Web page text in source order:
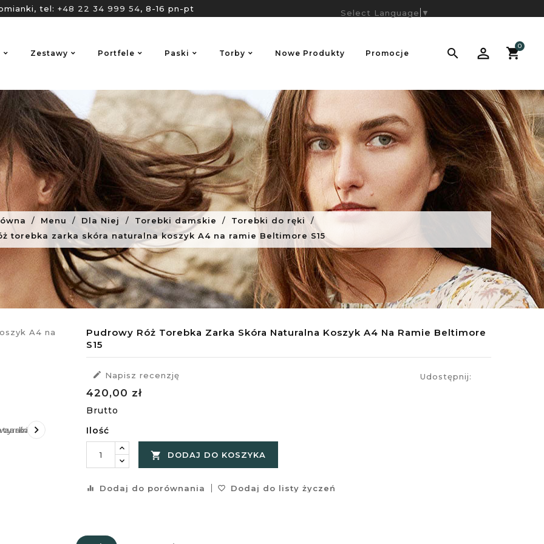
tel: +48 22 34 999 54, 8-16 pn-pt
0

Zestawy Portfele Paski Torby Nowe Produkty Promocje
Select Language ▼
Menu Dla Niej Torebki damskie
Torebki do ręki
torebka zarka skóra naturalna koszyk A4 na ramie Beltimore S15

Pudrowy Róż Torebka Zarka Skóra Naturalna Koszyk A4 Na Ramie Beltimore
S15
 Napisz recenzję Udostępnij:
420,00 zł
Brutto
Ilość
 DODAJ DO KOSZYKA
equalizer Dodaj do porównania favorite_border Dodaj do listy życzeń